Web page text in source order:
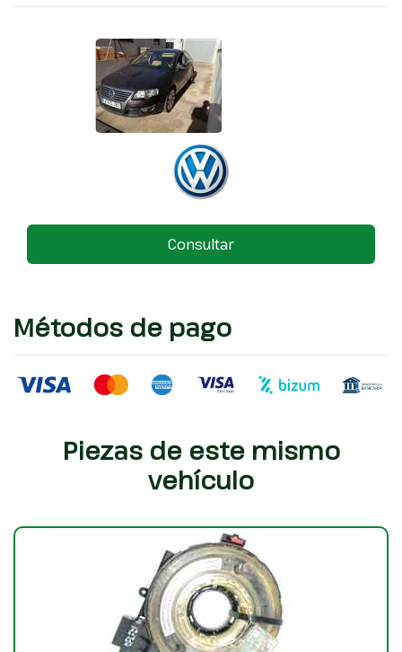
Consultar
Métodos de pago
Piezas de este mismo
vehículo